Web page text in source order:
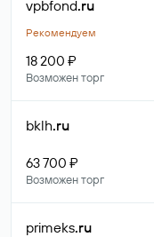
vpbfond.ru
Рекомендуем
18 200 ₽
Возможен торг
bklh.ru
63 700 ₽
Возможен торг
primeks.ru